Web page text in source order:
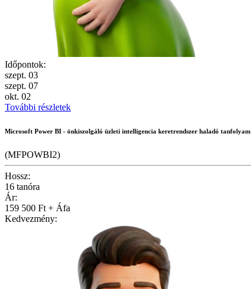
Időpontok:
szept. 03
szept. 07
okt. 02
További részletek
Microsoft Power BI - önkiszolgáló üzleti intelligencia keretrendszer haladó tanfolyam
(MFPOWBI2)
Hossz:
16 tanóra
Ár:
159 500 Ft + Áfa
Kedvezmény: